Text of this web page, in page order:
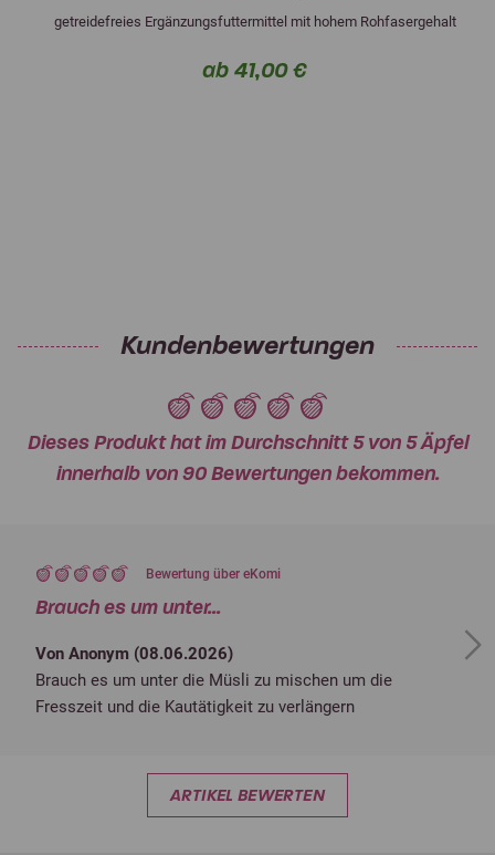
getreidefreies Ergänzungsfuttermittel mit hohem Rohfasergehalt
ab 41,00 €
Kundenbewertungen
Dieses Produkt hat im Durchschnitt 5 von 5 Äpfel
innerhalb von 90 Bewertungen bekommen.
Bewertung über eKomi
Brauch es um unter...
Von Anonym (08.06.2026)
Brauch es um unter die Müsli zu mischen um die
Fresszeit und die Kautätigkeit zu verlängern
Next
ARTIKEL BEWERTEN